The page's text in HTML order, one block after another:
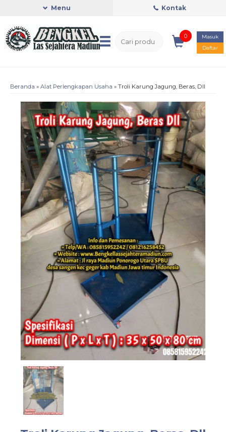
Menu Kontak
0
Masuk
Daftar
Beranda » Alat Perlengkapan Usaha » Troli Karung Jagung, Beras, Dll